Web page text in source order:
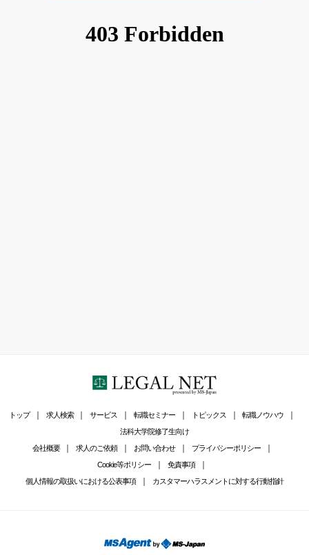
トップ 求人検索 サービス 転職セミナー トピックス
転職ノウハウ
法科大学院修了生向け
会社概要
求人のご依頼 お問い合わせ
プライバシーポリシー
Cookie等ポリシー
免責事項
個人情報の取扱いにおける公表事項
カスタマーハラスメントに対する行動指針